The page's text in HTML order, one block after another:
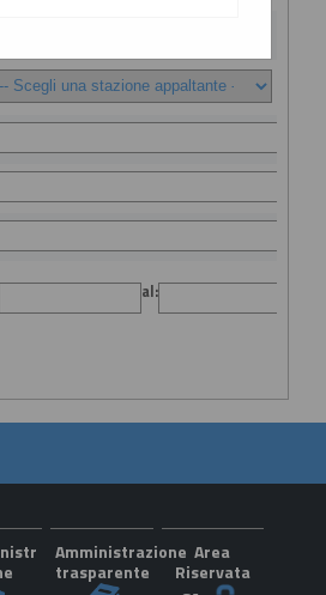
al:
Amministrazione
trasparente
Area
Riservata